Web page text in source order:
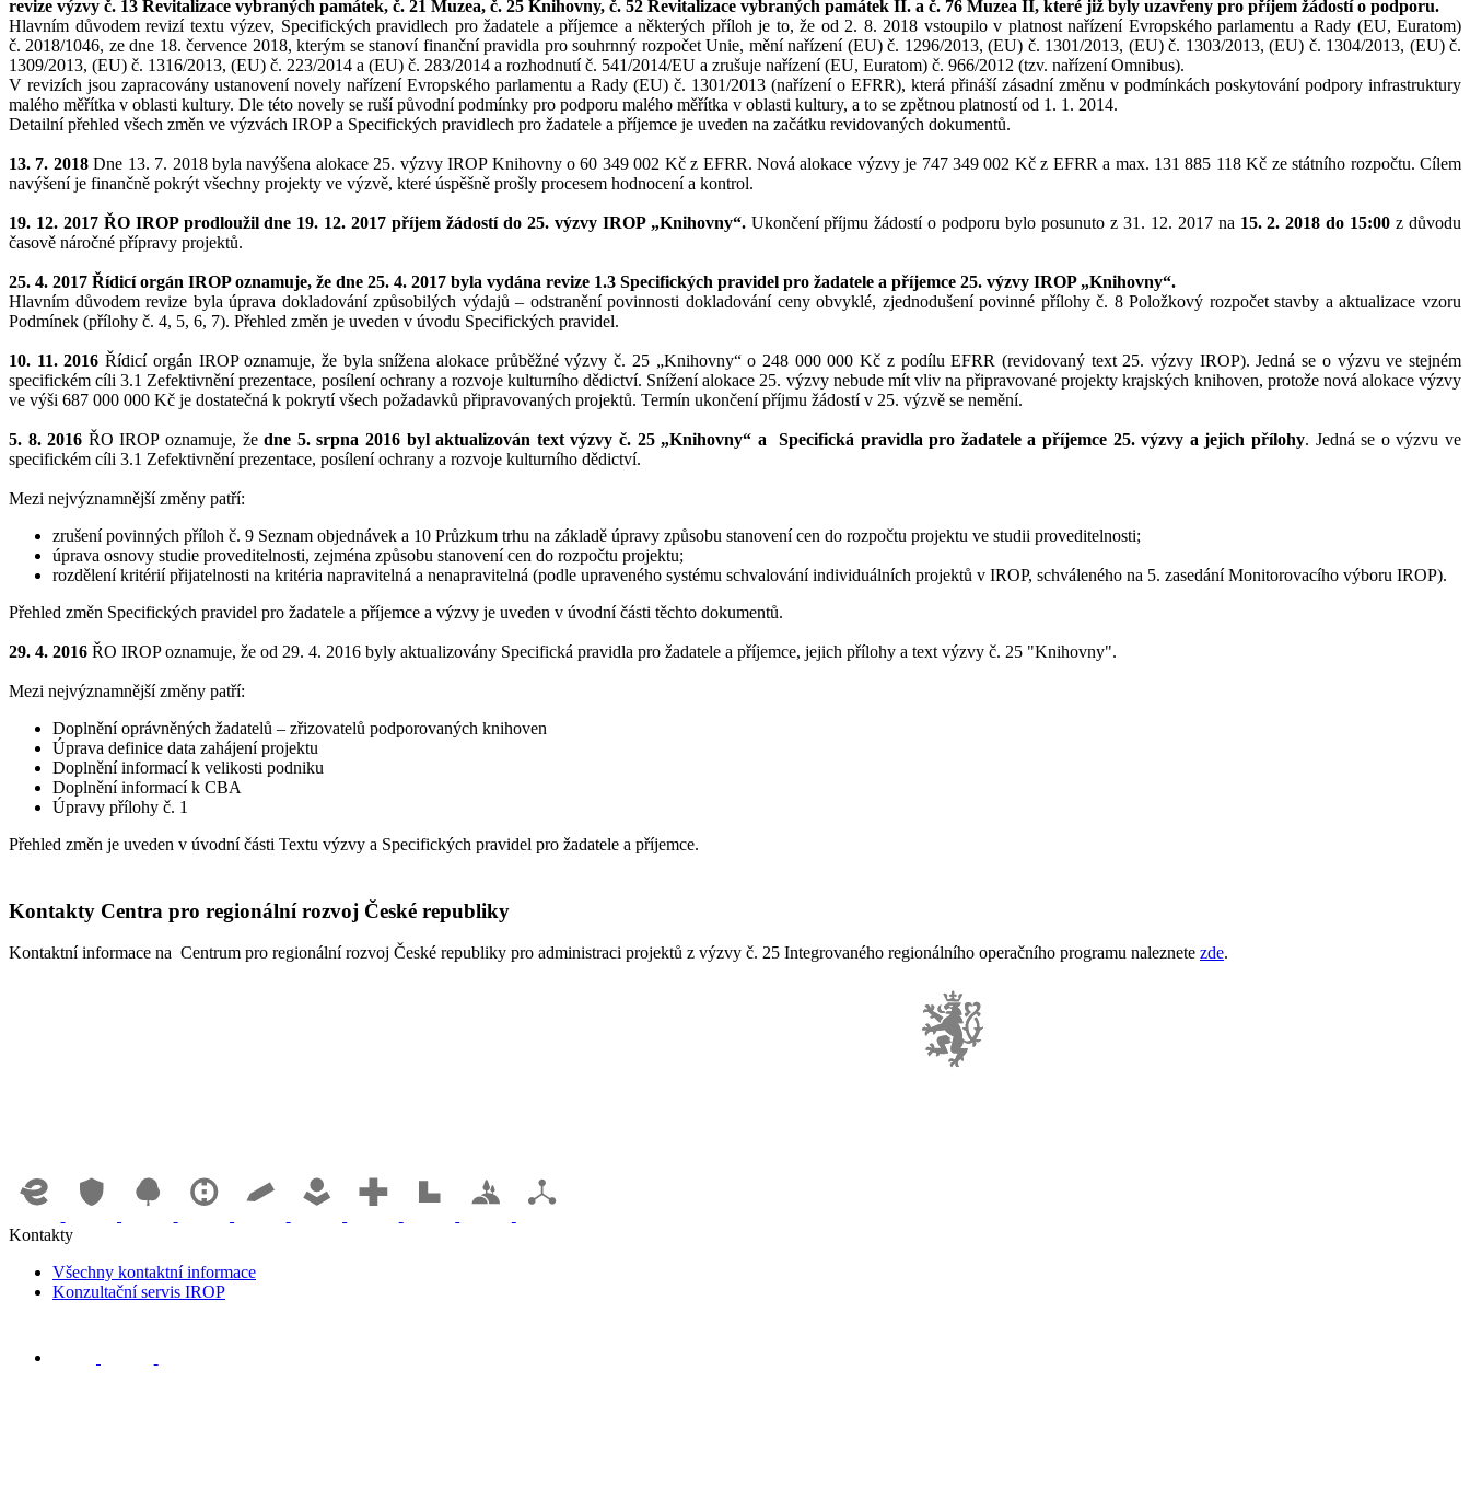
revize výzvy č. 13 Revitalizace vybraných památek, č. 21 Muzea, č. 25 Knihovny, č. 52 Revitalizace vybraných památek II. a č. 76 Muzea II, které již byly uzavřeny pro příjem žádostí o podporu.
Hlavním důvodem revizí textu výzev, Specifických pravidlech pro žadatele a příjemce a některých příloh je to, že od 2. 8. 2018 vstoupilo v platnost nařízení Evropského parlamentu a Rady (EU, Euratom)
č. 2018/1046, ze dne 18. července 2018, kterým se stanoví finanční pravidla pro souhrnný rozpočet Unie, mění nařízení (EU) č. 1296/2013, (EU) č. 1301/2013, (EU) č. 1303/2013, (EU) č. 1304/2013, (EU) č.
1309/2013, (EU) č. 1316/2013, (EU) č. 223/2014 a (EU) č. 283/2014 a rozhodnutí č. 541/2014/EU a zrušuje nařízení (EU, Euratom) č. 966/2012 (tzv. nařízení Omnibus).
V revizích jsou zapracovány ustanovení novely nařízení Evropského parlamentu a Rady (EU) č. 1301/2013 (nařízení o EFRR), která přináší zásadní změnu v podmínkách poskytování podpory infrastruktury
malého měřítka v oblasti kultury. Dle této novely se ruší původní podmínky pro podporu malého měřítka v oblasti kultury, a to se zpětnou platností od 1. 1. 2014.
Detailní přehled všech změn ve výzvách IROP a Specifických pravidlech pro žadatele a příjemce je uveden na začátku revidovaných dokumentů.
13. 7. 2018Dne 13. 7. 2018 byla navýšena alokace 25. výzvy IROP Knihovny o 60 349 002 Kč z EFRR. Nová alokace výzvy je 747 349 002 Kč z EFRR a max. 131 885 118 Kč ze státního rozpočtu. Cílem
navýšení je finančně pokrýt všechny projekty ve výzvě, které úspěšně prošly procesem hodnocení a kontrol.
19. 12. 2017 ŘO IROP prodloužil dne 19. 12. 2017 příjem žádostí do 25. výzvy IROP „Knihovny“. Ukončení příjmu žádostí o podporu bylo posunuto z 31. 12. 2017 na 15. 2. 2018 do 15:00 z důvodu
časově náročné přípravy projektů.
25. 4. 2017 Řídicí orgán IROP oznamuje, že dne 25. 4. 2017 byla vydána revize 1.3 Specifických pravidel pro žadatele a příjemce 25. výzvy IROP „Knihovny“.
Hlavním důvodem revize byla úprava dokladování způsobilých výdajů – odstranění povinnosti dokladování ceny obvyklé, zjednodušení povinné přílohy č. 8 Položkový rozpočet stavby a aktualizace vzoru
Podmínek (přílohy č. 4, 5, 6, 7). Přehled změn je uveden v úvodu Specifických pravidel.
10. 11. 2016 Řídicí orgán IROP oznamuje, že byla snížena alokace průběžné výzvy č. 25 „Knihovny“ o 248 000 000 Kč z podílu EFRR (revidovaný text 25. výzvy IROP). Jedná se o výzvu ve stejném
specifickém cíli 3.1 Zefektivnění prezentace, posílení ochrany a rozvoje kulturního dědictví. Snížení alokace 25. výzvy nebude mít vliv na připravované projekty krajských knihoven, protože nová alokace výzvy
ve výši 687 000 000 Kč je dostatečná k pokrytí všech požadavků připravovaných projektů. Termín ukončení příjmu žádostí v 25. výzvě se nemění.
5. 8. 2016 ŘO IROP oznamuje, žedne 5. srpna 2016 byl aktualizován text výzvy č. 25 „Knihovny“ a Specifická pravidla pro žadatele a příjemce 25. výzvy a jejich přílohy. Jedná se o výzvu ve
specifickém cíli 3.1 Zefektivnění prezentace, posílení ochrany a rozvoje kulturního dědictví.
Mezi nejvýznamnější změny patří:
zrušení povinných příloh č. 9 Seznam objednávek a 10 Průzkum trhu na základě úpravy způsobu stanovení cen do rozpočtu projektu ve studii proveditelnosti;
úprava osnovy studie proveditelnosti, zejména způsobu stanovení cen do rozpočtu projektu;
rozdělení kritérií přijatelnosti na kritéria napravitelná a nenapravitelná (podle upraveného systému schvalování individuálních projektů v IROP, schváleného na 5. zasedání Monitorovacího výboru IROP).
Přehled změn Specifických pravidel pro žadatele a příjemce a výzvy je uveden v úvodní části těchto dokumentů.
29. 4. 2016 ŘO IROP oznamuje, že od 29. 4. 2016 byly aktualizovány Specifická pravidla pro žadatele a příjemce, jejich přílohy a text výzvy č. 25 "Knihovny".
Mezi nejvýznamnější změny patří:
Doplnění oprávněných žadatelů – zřizovatelů podporovaných knihoven
Úprava definice data zahájení projektu
Doplnění informací k velikosti podniku
Doplnění informací k CBA
Úpravy přílohy č. 1
Přehled změn je uveden v úvodní části Textu výzvy a Specifických pravidel pro žadatele a příjemce.
Kontakty Centra pro regionální rozvoj České republiky
Kontaktní informace na Centrum pro regionální rozvoj České republiky pro administraci projektů z výzvy č. 25 Integrovaného regionálního operačního programu naleznete zde.
Kontakty
Všechny kontaktní informace
Konzultační servis IROP